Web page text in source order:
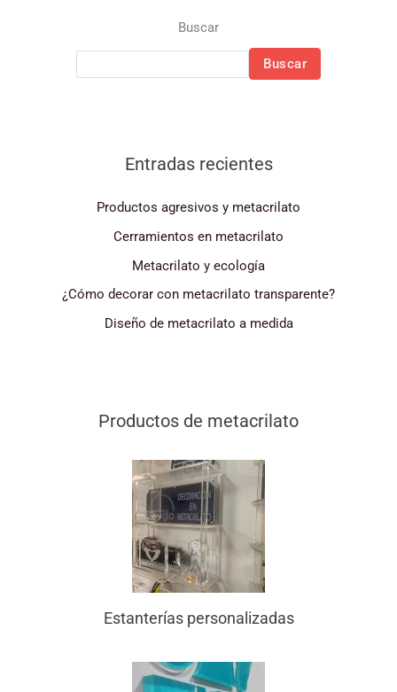
Buscar
Buscar
Entradas recientes
Productos agresivos y metacrilato
Cerramientos en metacrilato
Metacrilato y ecología
¿Cómo decorar con metacrilato transparente?
Diseño de metacrilato a medida
Productos de metacrilato
Estanterías personalizadas